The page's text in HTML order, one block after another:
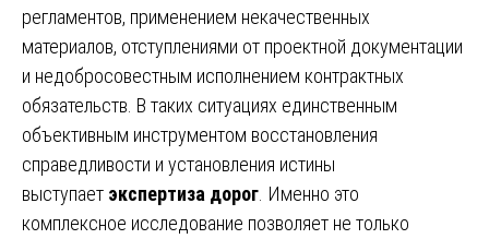
регламентов, применением некачественных
материалов, отступлениями от проектной документации
и недобросовестным исполнением контрактных
обязательств. В таких ситуациях единственным
объективным инструментом восстановления
справедливости и установления истины
выступает экспертиза дорог . Именно это
комплексное исследование позволяет не только